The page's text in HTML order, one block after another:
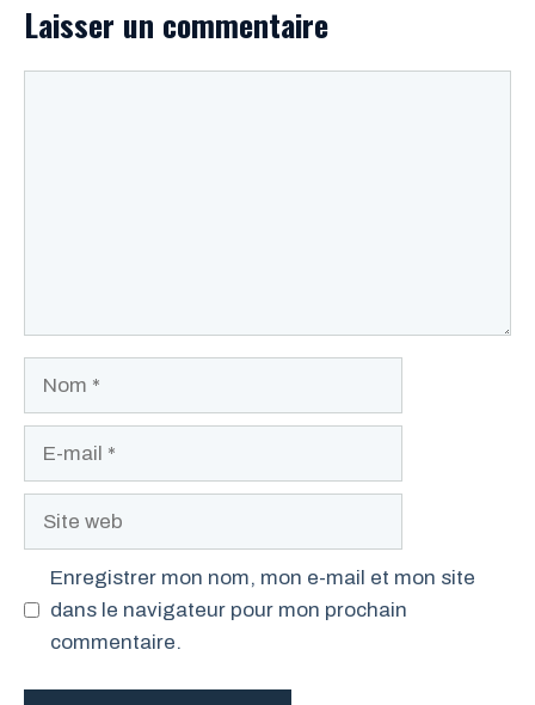
Laisser un commentaire
Site
Enregistrer mon nom, mon e-mail et mon site
dans le navigateur pour mon prochain
commentaire.